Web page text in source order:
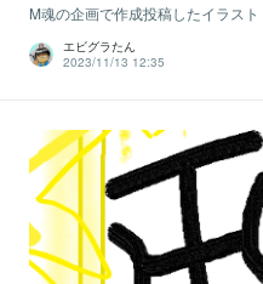
M魂の企画で作成投稿したイラスト
エビグラたん
2023/11/13 12:35